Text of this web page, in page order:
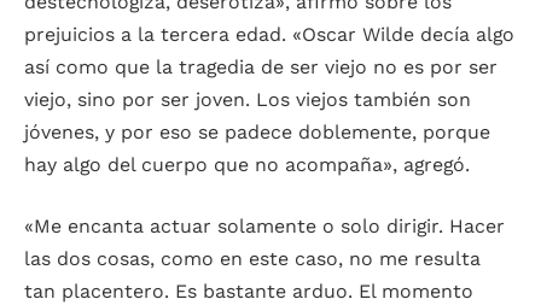
prejuicios a la tercera edad. «Oscar Wilde decía algo
así como que la tragedia de ser viejo no es por ser
viejo, sino por ser joven. Los viejos también son
jóvenes, y por eso se padece doblemente, porque
hay algo del cuerpo que no acompaña», agregó.
«Me encanta actuar solamente o solo dirigir. Hacer
las dos cosas, como en este caso, no me resulta
tan placentero. Es bastante arduo. El momento